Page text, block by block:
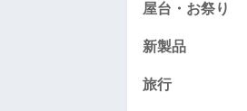
屋台・お祭り
新製品
旅行